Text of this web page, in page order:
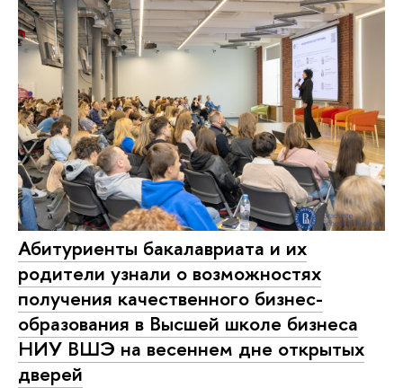
Абитуриенты бакалавриата и их
родители узнали о возможностях
получения качественного бизнес-
образования в Высшей школе бизнеса
НИУ ВШЭ на весеннем дне открытых
дверей